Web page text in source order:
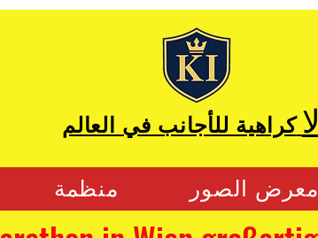
لا كراهية للأجانب في العالم
منظمة معرض الصور